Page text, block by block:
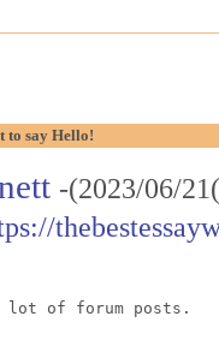
to say Hello!
-(2023/06/
lot of forum posts.